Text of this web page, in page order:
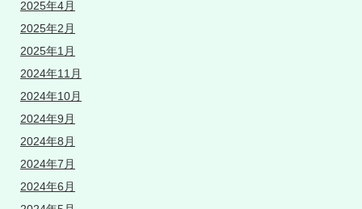
2025年4月
2025年2月
2025年1月
2024年11月
2024年10月
2024年9月
2024年8月
2024年7月
2024年6月